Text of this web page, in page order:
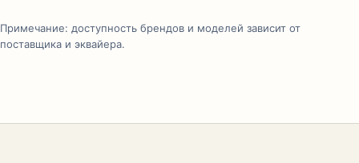
Примечание: доступность брендов и моделей зависит от
поставщика и эквайера.